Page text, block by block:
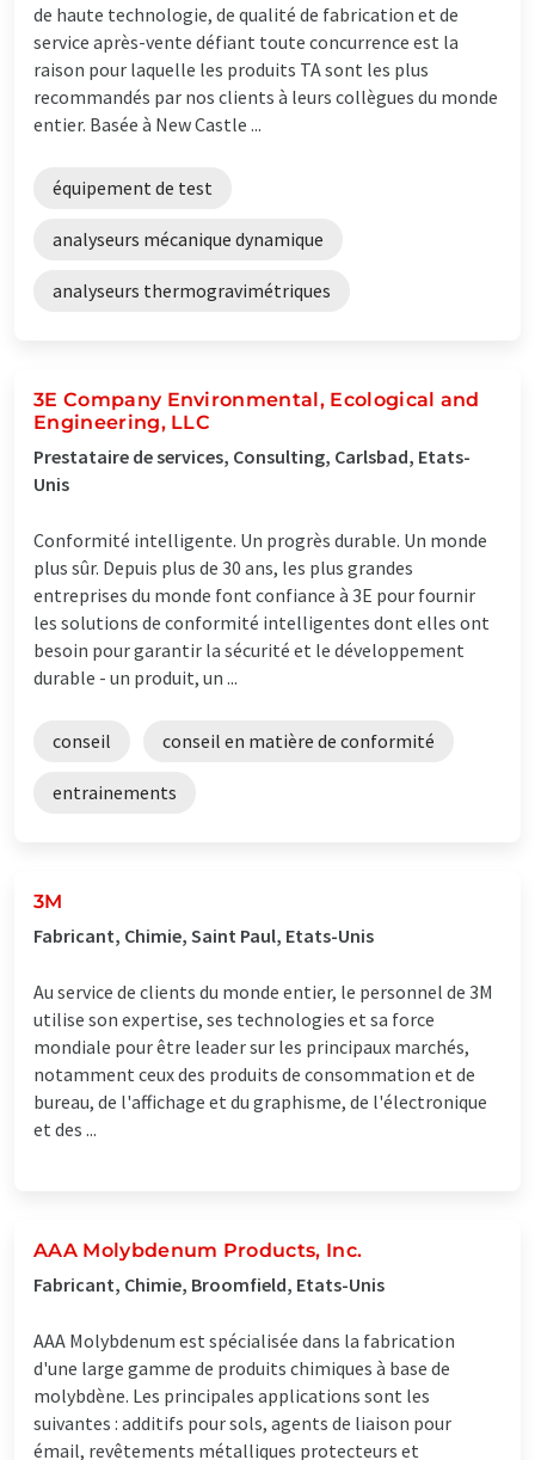
de haute technologie, de qualité de fabrication et de
service après-vente défiant toute concurrence est la
raison pour laquelle les produits TA sont les plus
recommandés par nos clients à leurs collègues du monde
entier. Basée à New Castle ...
équipement de test
analyseurs mécanique dynamique
analyseurs thermogravimétriques
3E Company Environmental, Ecological and
Engineering, LLC
Prestataire de services, Consulting, Carlsbad, Etats-
Unis
Conformité intelligente. Un progrès durable. Un monde
plus sûr. Depuis plus de 30 ans, les plus grandes
entreprises du monde font confiance à 3E pour fournir
les solutions de conformité intelligentes dont elles ont
besoin pour garantir la sécurité et le développement
durable - un produit, un ...
conseil conseil en matière de conformité
entrainements
3M
Fabricant, Chimie, Saint Paul, Etats-Unis
Au service de clients du monde entier, le personnel de 3M
utilise son expertise, ses technologies et sa force
mondiale pour être leader sur les principaux marchés,
notamment ceux des produits de consommation et de
bureau, de l'affichage et du graphisme, de l'électronique
et des ...
AAA Molybdenum Products, Inc.
Fabricant, Chimie, Broomfield, Etats-Unis
AAA Molybdenum est spécialisée dans la fabrication
d'une large gamme de produits chimiques à base de
molybdène. Les principales applications sont les
suivantes : additifs pour sols, agents de liaison pour
émail, revêtements métalliques protecteurs et